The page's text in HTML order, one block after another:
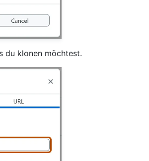
du klonen möchtest.